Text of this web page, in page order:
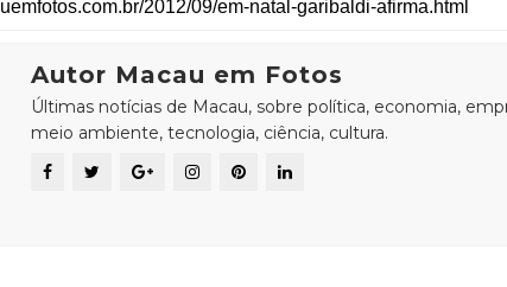
Autor Macau em Fotos
Últimas notícias de Macau, sobre política, economia,
meio ambiente, tecnologia, ciência, cultura.